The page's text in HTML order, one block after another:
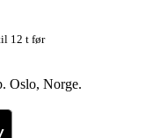
12 t før
Oslo, Norge.